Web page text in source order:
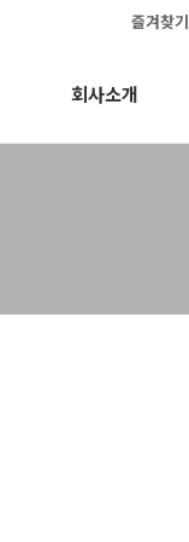
즐겨찾기
회사소개